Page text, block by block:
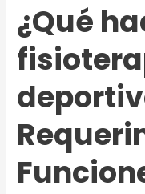
¿Qué